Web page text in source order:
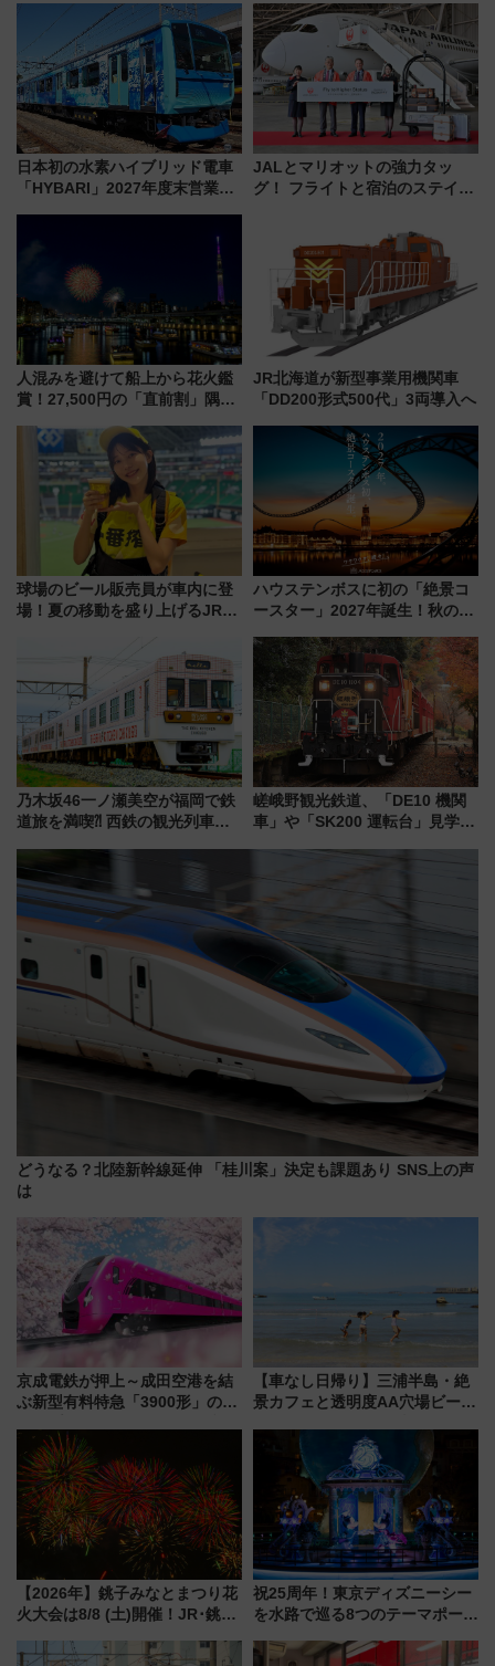
日本初の水素ハイブリッド電車
「HYBARI」2027年度末営業運
JALとマリオットの強力タッ
グ！ フライトと宿泊のステイタ
上級会員資格を効率よく獲得す
る方法を解説
人混みを避けて船上から花火鑑
賞！27,500円の「直前割」隅田
メも持ち込みOK
JR北海道が新型事業用機関車
「DD200形式500代」3両導入へ
球場のビール販売員が車内に登
場！夏の移動を盛り上げるJR九
月7日限定 ソフトバンクホーク
ハウステンボスに初の「絶景コ
ースター」2027年誕生！秋の
ろも一挙紹介
乃木坂46一ノ瀬美空が福岡で鉄
道旅を満喫⁈ 西鉄の観光列車
CHIKUGO」で巡る福岡･太宰
府･柳川の旅！YouTubeが公開
に
嵯峨野観光鉄道、「DE10 機関
車」や「SK200 運転台」見学ツ
トの一環で激レア体験できちゃ
うかも 参加方法やスケジュール
どうなる？北陸新幹線延伸 「桂川案」決定も課題あり SNS上の声
は
京成電鉄が押上～成田空港を結
ぶ新型有料特急「3900形」のコ
募集も実施
【車なし日帰り】三浦半島・絶
景カフェと透明度AA穴場ビーチ
用してストレスフリー旅へ行こ
【2026年】銚子みなとまつり花
火大会は8/8 (土)開催！JR･銚子
報、利根川に咲く8,000発の大迫
祝25周年！東京ディズニーシー
を水路で巡る8つのテーマポート